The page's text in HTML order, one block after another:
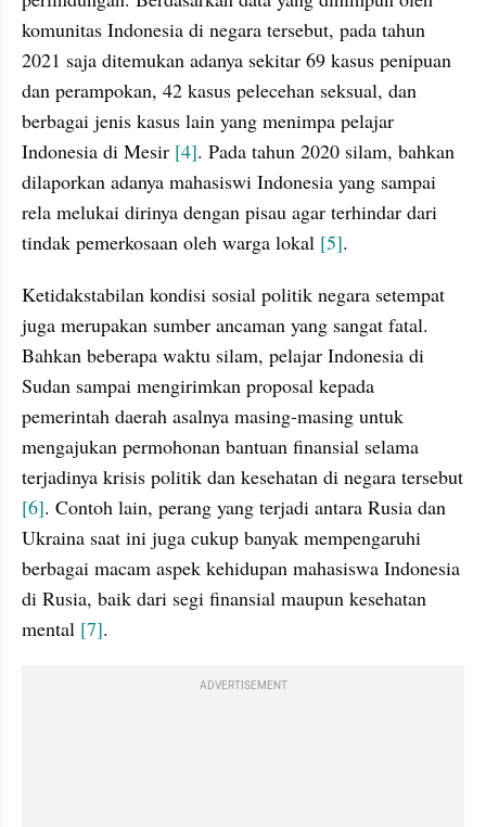
komunitas Indonesia di negara tersebut, pada tahun
2021 saja ditemukan adanya sekitar 69 kasus penipuan
dan perampokan, 42 kasus pelecehan seksual, dan
berbagai jenis kasus lain yang menimpa pelajar
Indonesia di Mesir [4]. Pada tahun 2020 silam, bahkan
dilaporkan adanya mahasiswi Indonesia yang sampai
rela melukai dirinya dengan pisau agar terhindar dari
tindak pemerkosaan oleh warga lokal [5].
Ketidakstabilan kondisi sosial politik negara setempat
juga merupakan sumber ancaman yang sangat fatal.
Bahkan beberapa waktu silam, pelajar Indonesia di
Sudan sampai mengirimkan proposal kepada
pemerintah daerah asalnya masing-masing untuk
mengajukan permohonan bantuan finansial selama
[6]. Contoh lain, perang yang terjadi antara Rusia dan
Ukraina saat ini juga cukup banyak mempengaruhi
berbagai macam aspek kehidupan mahasiswa Indonesia
di Rusia, baik dari segi finansial maupun kesehatan
mental [7].
ADVERTISEMENT